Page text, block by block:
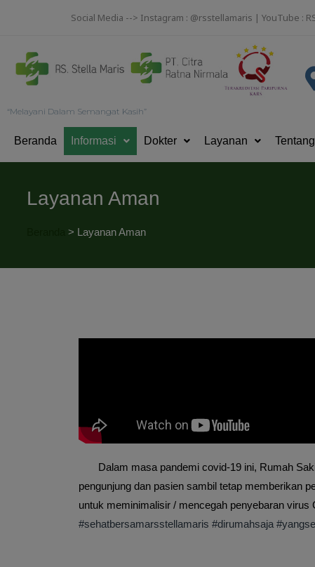
Social Media --> Instagram : @rsstellamaris | YouTube :
“Melayani Dalam Semangat Kasih”
Beranda Informasi Dokter Layanan
Layanan Aman
> Layanan Aman
Dalam masa pandemi covid-19 ini, Rumah
pengunjung dan pasien sambil tetap memberikan
untuk meminimalisir / mencegah penyebaran virus
#sehatbersamarsstellamaris #dirumahsaja